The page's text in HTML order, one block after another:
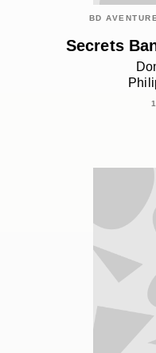
BD
Secrets